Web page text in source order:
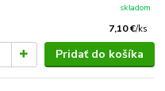
7,10 €/ks
skladom
Pridať do košíka